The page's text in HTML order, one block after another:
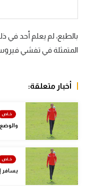
أمم إفريقيا
كرة السلة الأمريكية
كرة يد
كرة طائرة
الوطن العربي
في المونديال
رياضة نسائية
آسيا
بالطبع، لم يعلم أحد
المتمثلة في تفشي
أخبار متعلقة:
يسافر